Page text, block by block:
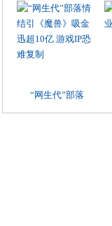
“网生代”部落